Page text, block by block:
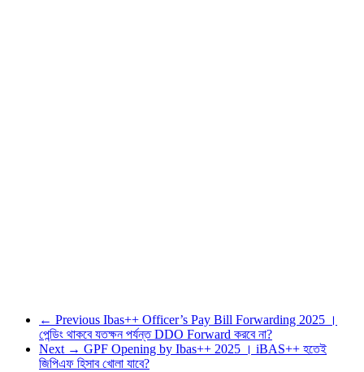
← Previous Ibas++ Officer’s Pay Bill Forwarding 2025 ।
পেন্ডিং থাকবে যতক্ষন পর্যন্ত DDO Forward করবে না?
Next → GPF Opening by Ibas++ 2025 । iBAS++ হতেই
জিপিএফ হিসাব খোলা যাবে?